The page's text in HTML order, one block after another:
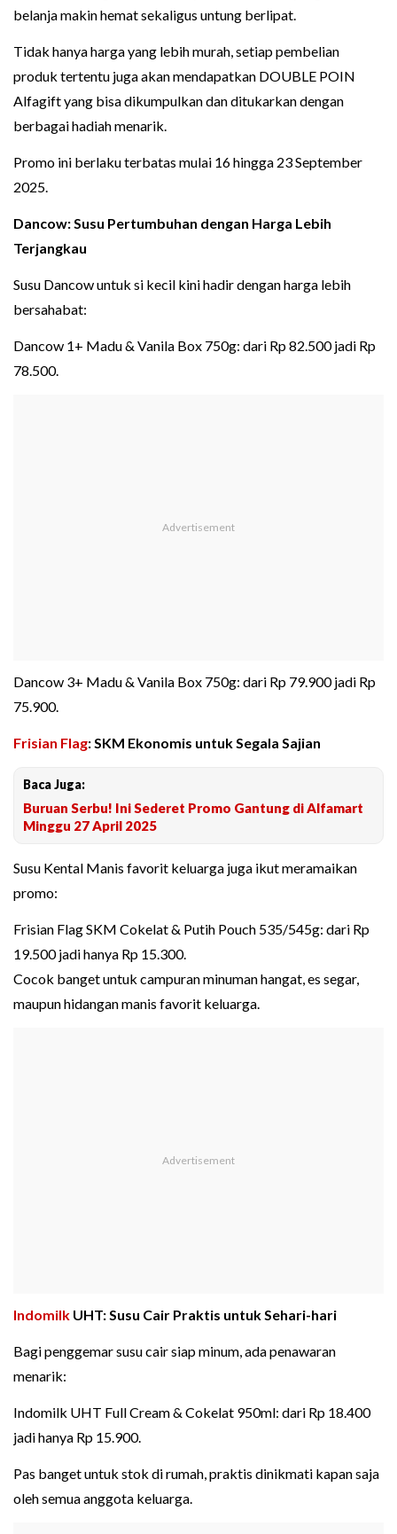
belanja makin hemat sekaligus untung berlipat.
Tidak hanya harga yang lebih murah, setiap pembelian
produk tertentu juga akan mendapatkan DOUBLE POIN
Alfagift yang bisa dikumpulkan dan ditukarkan dengan
berbagai hadiah menarik.
Promo ini berlaku terbatas mulai 16 hingga 23 September
2025.
Dancow: Susu Pertumbuhan dengan Harga Lebih
Terjangkau
Susu Dancow untuk si kecil kini hadir dengan harga lebih
bersahabat:
Dancow 1+ Madu & Vanila Box 750g: dari Rp 82.500 jadi Rp
78.500.
Dancow 3+ Madu & Vanila Box 750g: dari Rp 79.900 jadi Rp
75.900.
Frisian Flag: SKM Ekonomis untuk Segala Sajian
Baca Juga:
Buruan Serbu! Ini Sederet Promo Gantung di Alfamart
Minggu 27 April 2025
Susu Kental Manis favorit keluarga juga ikut meramaikan
promo:
Frisian Flag SKM Cokelat & Putih Pouch 535/545g: dari Rp
19.500 jadi hanya Rp 15.300.
Cocok banget untuk campuran minuman hangat, es segar,
maupun hidangan manis favorit keluarga.
Indomilk UHT: Susu Cair Praktis untuk Sehari-hari
Bagi penggemar susu cair siap minum, ada penawaran
menarik:
Indomilk UHT Full Cream & Cokelat 950ml: dari Rp 18.400
jadi hanya Rp 15.900.
Pas banget untuk stok di rumah, praktis dinikmati kapan saja
oleh semua anggota keluarga.